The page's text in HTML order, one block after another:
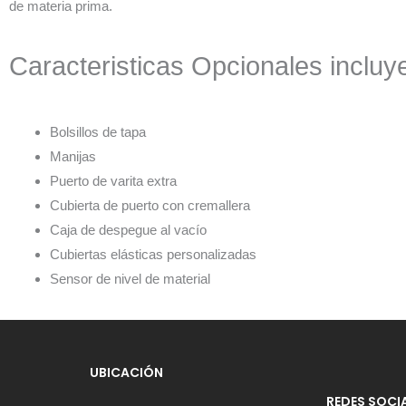
de materia prima.
Caracteristicas Opcionales
Bolsillos de tapa
Manijas
Puerto de varita extra
Cubierta de puerto con cremallera
Caja de despegue al vacío
Cubiertas elásticas personalizadas
Sensor de nivel de material
UBICACIÓN
REDES